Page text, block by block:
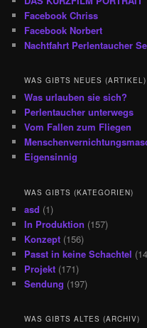
Facebook Chriss
Facebook Norbert
Nachtfahrt Perlentaucher
WAS GIBTS NEUES (ARTIKEL)
Was urlauben sie sich?
Perlentaucher unterwegs
Vom Fallen zum Fliegen
Eigensinnig
WAS GIBTS (KATEGORIEN)
asd (1)
In Produktion (157)
Konzept (156)
Passt in keine Schachtel
Projekt (171)
Sendung (197)
WAS GIBTS ALTES (ARCHIV)